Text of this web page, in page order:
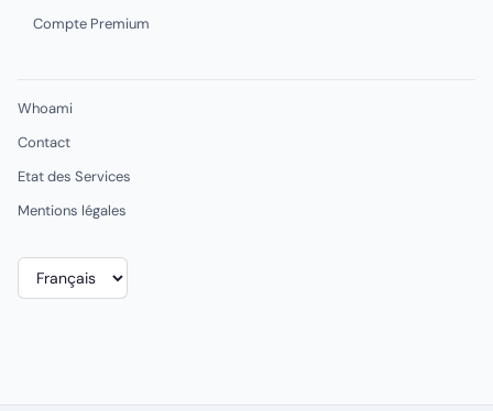
Compte Premium
Whoami
Contact
Etat des Services
Mentions légales
Choisir
une